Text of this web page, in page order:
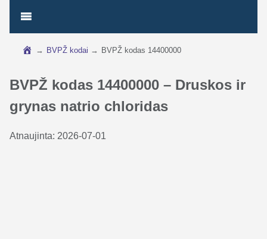
→ BVPŽ kodai → BVPŽ kodas 14400000
BVPŽ kodas 14400000 – Druskos ir
grynas natrio chloridas
Atnaujinta: 2026-07-01